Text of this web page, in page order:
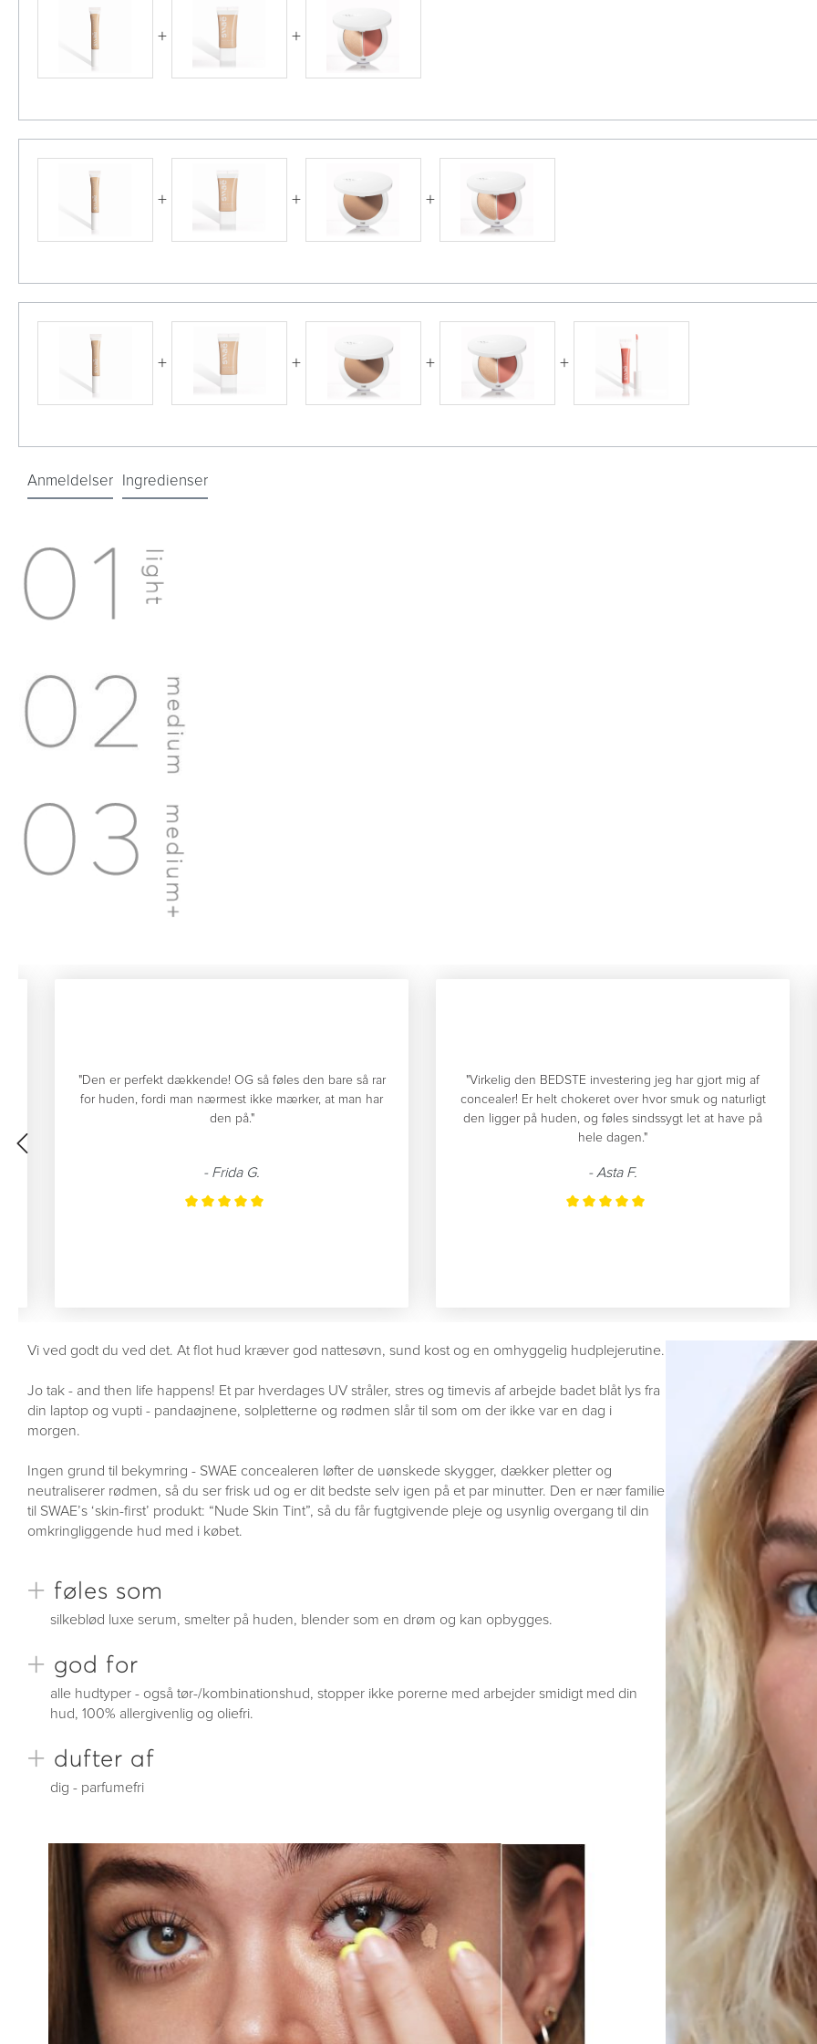
+ +
+ + +
+ + + +
Anmeldelser Ingredienser
"Den er perfekt dækkende! OG så føles den bare så rar
for huden, fordi man nærmest ikke mærker, at man har
den på."
- Frida G.
"Virkelig den BEDSTE investering jeg har gjort mig af
concealer! Er helt chokeret over hvor smuk og naturligt
den ligger på huden, og føles sindssygt let at have på
hele dagen."
- Asta F.
Vi ved godt du ved det. At flot hud kræver god nattesøvn, sund kost og en omhyggelig hudplejerutine.
Jo tak - and then life happens! Et par hverdages UV stråler, stres og timevis af arbejde badet blåt lys fra
din laptop og vupti - pandaøjnene, solpletterne og rødmen slår til som om der ikke var en dag i
morgen.
Ingen grund til bekymring - SWAE concealeren løfter de uønskede skygger, dækker pletter og
neutraliserer rødmen, så du ser frisk ud og er dit bedste selv igen på et par minutter. Den er nær familie
til SWAE’s ‘skin-first’ produkt: “Nude Skin Tint”, så du får fugtgivende pleje og usynlig overgang til din
omkringliggende hud med i købet.
+ føles som
silkeblød luxe serum, smelter på huden, blender som en drøm og kan opbygges.
+ god for
alle hudtyper - også tør-/kombinationshud, stopper ikke porerne med arbejder smidigt med din
hud, 100% allergivenlig og oliefri.
+ dufter af
dig - parfumefri